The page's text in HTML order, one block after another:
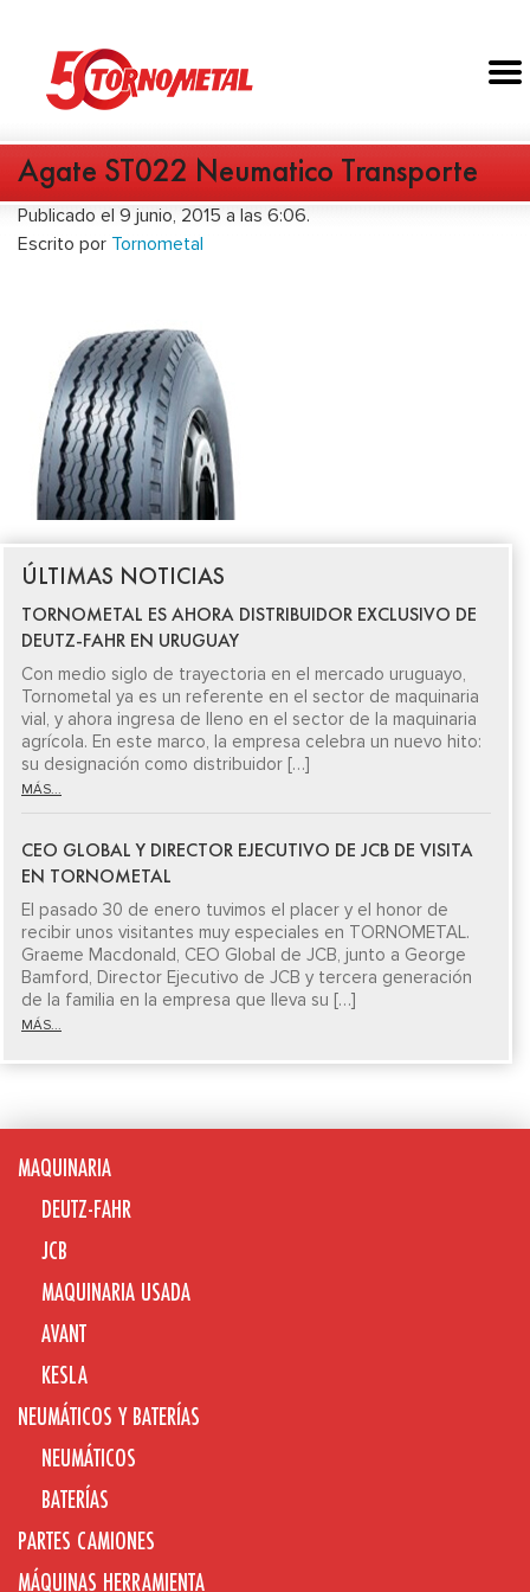
Agate ST022 Neumatico Transporte
Publicado el 9 junio, 2015 a las 6:06.
Escrito por Tornometal
ÚLTIMAS NOTICIAS
TORNOMETAL ES AHORA DISTRIBUIDOR EXCLUSIVO DE
DEUTZ-FAHR EN URUGUAY
Con medio siglo de trayectoria en el mercado uruguayo,
Tornometal ya es un referente en el sector de maquinaria
vial, y ahora ingresa de lleno en el sector de la maquinaria
agrícola. En este marco, la empresa celebra un nuevo hito:
su designación como distribuidor […]
MÁS...
CEO GLOBAL Y DIRECTOR EJECUTIVO DE JCB DE VISITA
EN TORNOMETAL
El pasado 30 de enero tuvimos el placer y el honor de
recibir unos visitantes muy especiales en TORNOMETAL.
Graeme Macdonald, CEO Global de JCB, junto a George
Bamford, Director Ejecutivo de JCB y tercera generación
de la familia en la empresa que lleva su […]
MÁS...
MAQUINARIA
DEUTZ-FAHR
JCB
MAQUINARIA USADA
AVANT
KESLA
NEUMÁTICOS Y BATERÍAS
NEUMÁTICOS
BATERÍAS
PARTES CAMIONES
MÁQUINAS HERRAMIENTA